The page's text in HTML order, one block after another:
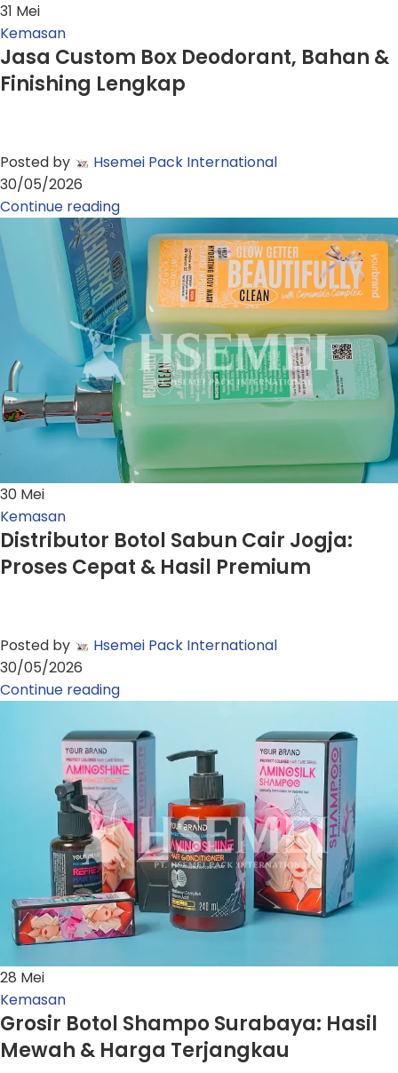
31 Mei
Kemasan
Jasa Custom Box Deodorant, Bahan &
Finishing Lengkap
Posted by
Hsemei Pack International
30/05/2026
Continue reading
30 Mei
Kemasan
Distributor Botol Sabun Cair Jogja:
Proses Cepat & Hasil Premium
Posted by
Hsemei Pack International
30/05/2026
Continue reading
28 Mei
Kemasan
Grosir Botol Shampo Surabaya: Hasil
Mewah & Harga Terjangkau